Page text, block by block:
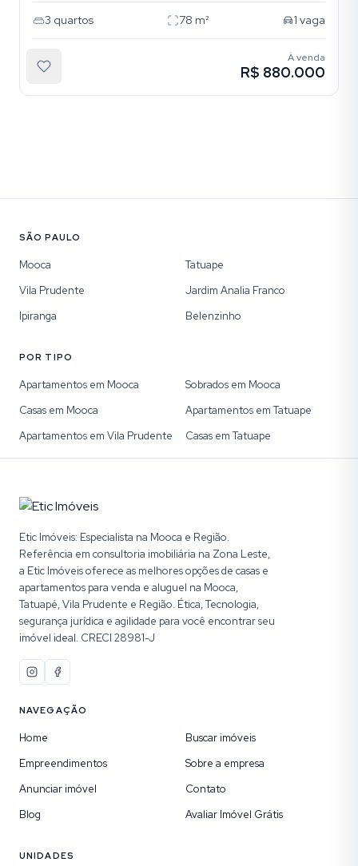
3 quartos 78 m² 1 vaga
À venda
R$ 880.000
SÃO PAULO
Mooca
Tatuape
Vila Prudente
Jardim Analia Franco
Ipiranga
Belenzinho
POR TIPO
Apartamentos em Mooca
Sobrados em Mooca
Casas em Mooca
Apartamentos em Tatuape
Apartamentos em Vila Prudente
Casas em Tatuape
Etic Imóveis: Especialista na Mooca e Região.
Referência em consultoria imobiliária na Zona Leste,
a Etic Imóveis oferece as melhores opções de casas e
apartamentos para venda e aluguel na Mooca,
Tatuapé, Vila Prudente e Região. Ética, Tecnologia,
segurança jurídica e agilidade para você encontrar seu
imóvel ideal. CRECI 28981-J
NAVEGAÇÃO
Home
Buscar imóveis
Empreendimentos
Sobre a empresa
Anunciar imóvel
Contato
Blog
Avaliar Imóvel Grátis
UNIDADES